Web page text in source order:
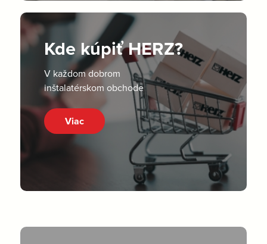
Kde kúpiť HERZ?
V každom dobrom
inštalatérskom obchode
Viac